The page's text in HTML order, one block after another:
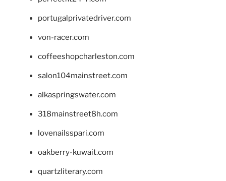
portugalprivatedriver.com
von-racer.com
coffeeshopcharleston.com
salon104mainstreet.com
alkaspringswater.com
318mainstreet8h.com
lovenailsspari.com
oakberry-kuwait.com
quartzliterary.com